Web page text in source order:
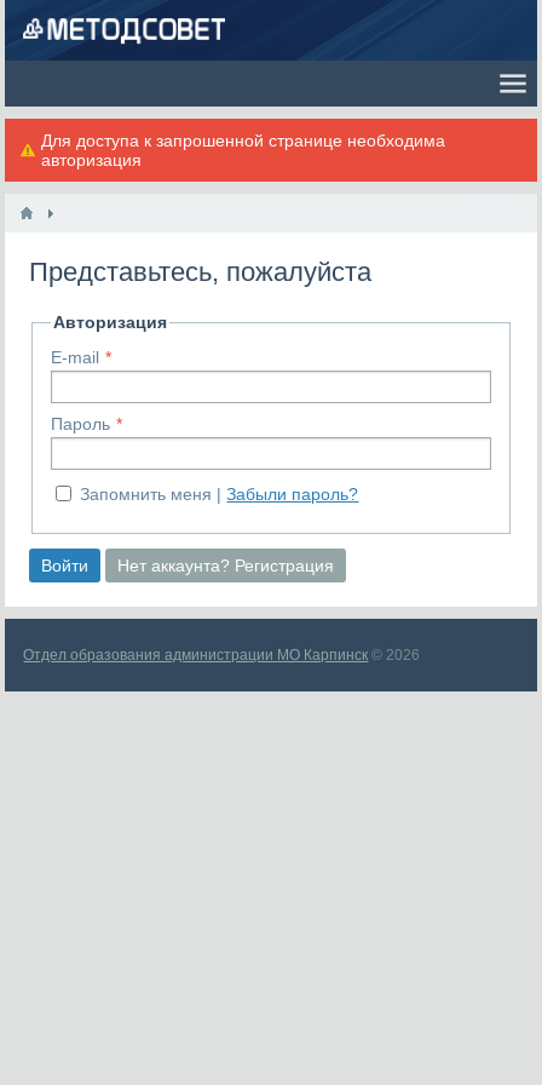
Для доступа к запрошенной странице необходима
авторизация
Представьтесь, пожалуйста
Авторизация
E-mail
Пароль
Запомнить меня Забыли пароль?
Войти Нет аккаунта? Регистрация
Отдел образования администрации МО Карпинск © 2026